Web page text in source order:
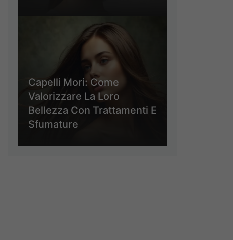
Capelli Mori: Come
Valorizzare La Loro
Bellezza Con Trattamenti E
Sfumature